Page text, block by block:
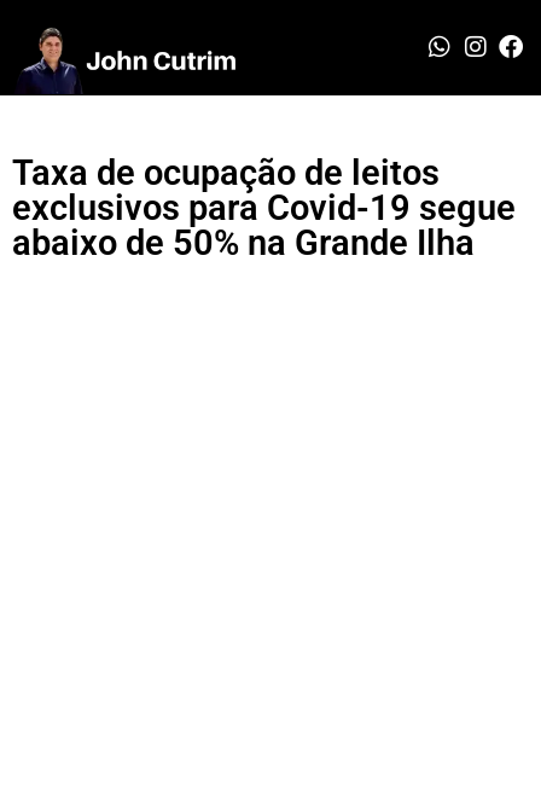
Taxa de ocupação de leitos
exclusivos para Covid-19 segue
abaixo de 50% na Grande Ilha